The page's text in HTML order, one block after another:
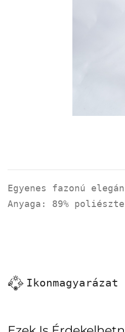
Egyenes fazonú
Anyaga: 89%
Ikonmagyarázat